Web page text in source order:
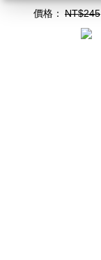
價格： NT$245